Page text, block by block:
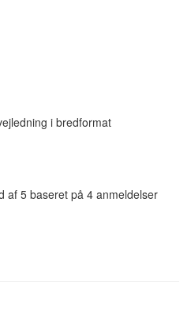
i bredformat
af 5 baseret på 4 anmeldelser